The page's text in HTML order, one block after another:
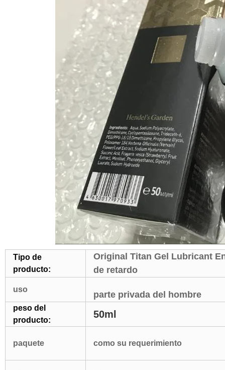
Tipo de
producto:
Original Titan Gel Lubricant
de retardo
uso
parte privada del hombre
peso del
producto:
50ml
paquete como su requerimiento